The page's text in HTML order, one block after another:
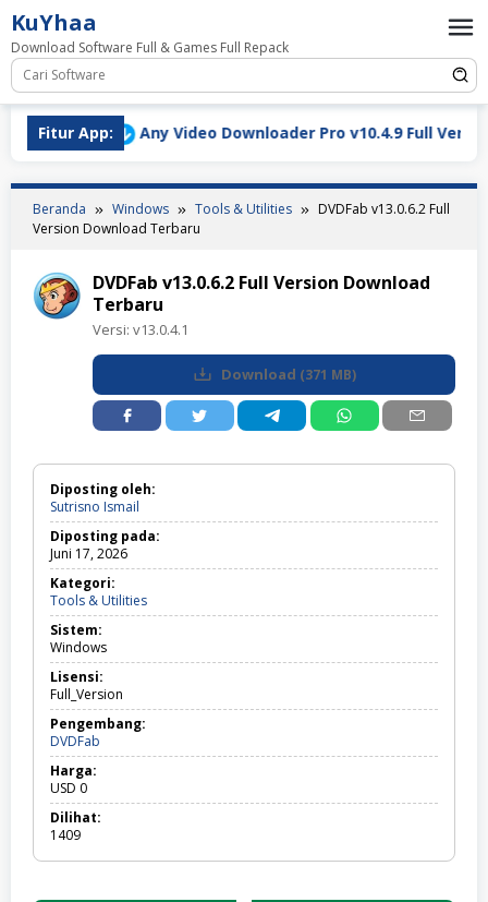
Loncat
ke
konten
KuYhaa
Download Software Full & Games Full Repack
Fitur App:
Any Video Downloader Pro v10.4.9 Full Version
Beranda Windows Tools & Utilities
DVDFab v13.0.6.2 Full
Version Download Terbaru
DVDFab v13.0.6.2 Full Version Download
Terbaru
Versi: v13.0.4.1
Download (371 MB)
Diposting oleh:
Sutrisno Ismail
Diposting pada:
Juni 17, 2026
Kategori:
Tools & UtilitiesTools
&
Sistem:
Windows
Lisensi:
Full_Version
Pengembang:
DVDFab
Harga:
USD 0
Dilihat:
1409